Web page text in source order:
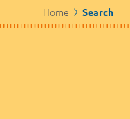
Home Search